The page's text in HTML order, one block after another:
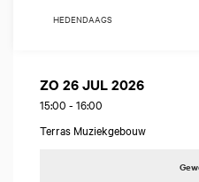
HEDENDAAGS
ZO 26 JUL 2026
15:00 - 16:00
Terras Muziekgebouw